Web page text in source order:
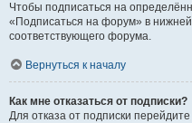
Чтобы подписаться на
«Подписаться на форум» в
соответствующего форума.
Вернуться к началу
Как мне отказаться от подписки?
Для отказа от подписки